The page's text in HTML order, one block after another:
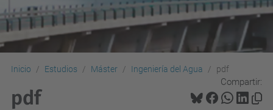
Inicio Estudios Máster Ingeniería del Agua pdf
Compartir:
pdf